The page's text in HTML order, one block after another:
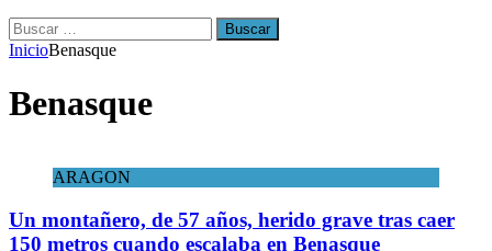
Buscar:
InicioBenasque
Benasque
ARAGON
Un montañero, de 57 años, herido grave tras caer
150 metros cuando escalaba en Benasque